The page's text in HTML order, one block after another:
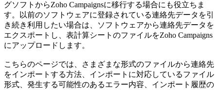
グソフトからZoho Campaignsに移行する場合にも役立ちま
す。以前のソフトウェアに登録されている連絡先データを引
き続き利用したい場合は、ソフトウェアから連絡先データを
エクスポートし、表計算シートのファイルをZoho Campaigns
にアップロードします。
こちらのページでは、さまざまな形式のファイルから連絡先
をインポートする方法、インポートに対応しているファイル
形式、発生する可能性のあるエラー内容、インポート履歴の